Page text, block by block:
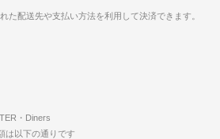
た配送先や支払い方法を利用して決済できます。
・Diners
下の通りです